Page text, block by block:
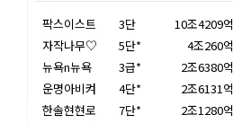
팍스이스트 3단
10조4209억
자작나무♡
5단*
4조260억
뉴욕n뉴욕
3급*
2조6380억
운명아비켜
4단*
2조6131억
한솔현현로
7단*
2조1280억